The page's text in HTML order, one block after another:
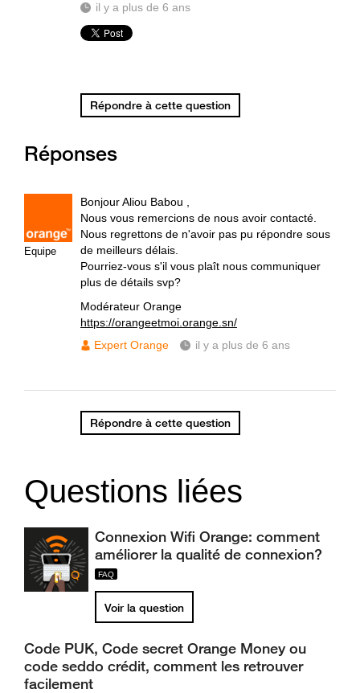
il y a plus de 6 ans
Répondre à cette question
Réponses
Equipe
Bonjour Aliou Babou ,
Nous vous remercions de nous avoir contacté.
Nous regrettons de n'avoir pas pu répondre sous
de meilleurs délais.
Pourriez-vous s'il vous plaît nous communiquer
plus de détails svp?
Modérateur Orange
https://orangeetmoi.orange.sn/
Expert Orange
il y a plus de 6 ans
Répondre à cette question
Questions liées
Connexion Wifi Orange: comment
améliorer la qualité de connexion?
Voir la question
Code PUK, Code secret Orange Money ou
code seddo crédit, comment les retrouver
facilement